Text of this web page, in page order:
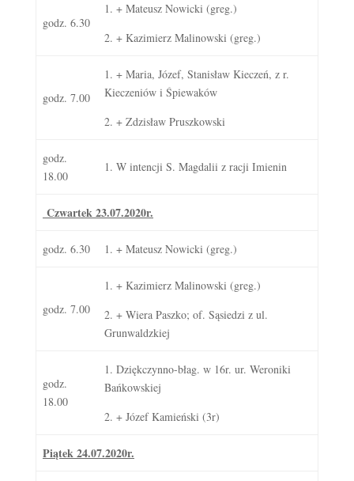
godz. 6.30
1. + Mateusz Nowicki (greg.)
2. + Kazimierz Malinowski (greg.)
godz. 7.00
1. + Maria, Józef, Stanisław Kieczeń, z r.
Kieczeniów i Śpiewaków
2. + Zdzisław Pruszkowski
godz.
18.00
1. W intencji S. Magdalii z racji Imienin
Czwartek 23.07.2020r.
godz. 6.30 1. + Mateusz Nowicki (greg.)
godz. 7.00
1. + Kazimierz Malinowski (greg.)
2. + Wiera Paszko; of. Sąsiedzi z ul.
Grunwaldzkiej
godz.
18.00
1. Dziękczynno-błag. w 16r. ur. Weroniki
Bańkowskiej
2. + Józef Kamieński (3r)
Piątek 24.07.2020r.